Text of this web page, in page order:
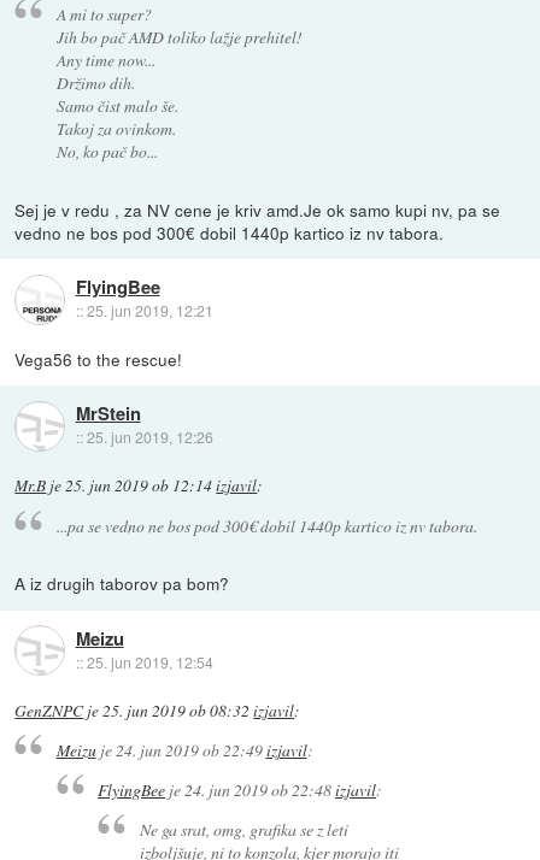
A mi to super?
Jih bo pač AMD toliko lažje prehitel!
Any time now...
Držimo dih.
Samo čist malo še.
Takoj za ovinkom.
No, ko pač bo...
Sej je v redu , za NV cene je kriv amd.Je ok samo kupi nv, pa se
vedno ne bos pod 300€ dobil 1440p kartico iz nv tabora.
FlyingBee
::25. jun 2019, 12:21
Vega56 to the rescue!
MrStein
::25. jun 2019, 12:26
Mr.B je25. jun 2019 ob 12:14izjavil:
...pa se vedno ne bos pod 300€ dobil 1440p kartico iz nv tabora.
A iz drugih taborov pa bom?
Meizu
::25. jun 2019, 12:54
GenZNPCje 25. jun 2019 ob 08:32 izjavil:
Meizuje24. jun 2019 ob 22:49izjavil:
FlyingBee je 24. jun 2019 ob 22:48izjavil:
Ne ga srat, omg, grafika se z leti
izboljšuje, ni to konzola, kjer morajo iti